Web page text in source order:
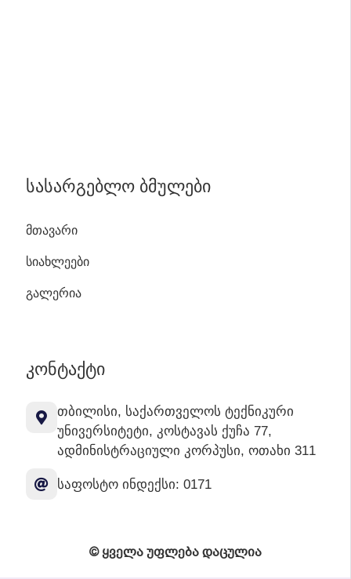
ᲡᲐᲡᲐᲠᲒᲔᲑᲚᲝ ᲑᲛᲣᲚᲔᲑᲘ
ᲛᲗᲐᲕᲐᲠᲘ
ᲡᲘᲐᲮᲚᲔᲔᲑᲘ
ᲒᲐᲚᲔᲠᲘᲐ
ᲙᲝᲜᲢᲐᲥᲢᲘ
თბილისი, საქართველოს ტექნიკური
უნივერსიტეტი, კოსტავას ქუჩა 77,
ადმინისტრაციული კორპუსი, ოთახი 311
საფოსტო ინდექსი: 0171
© ყველა უფლება დაცულია